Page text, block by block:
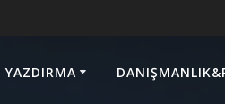
YAZDIRMA